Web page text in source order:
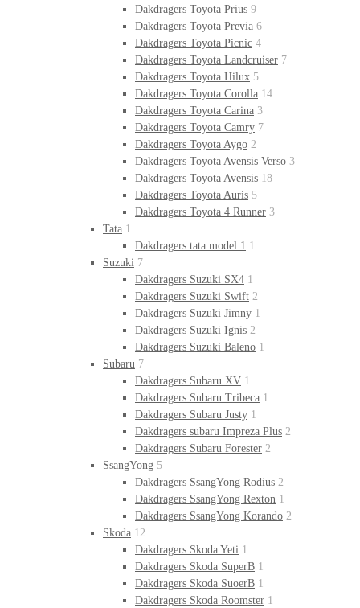
Dakdragers Toyota Prius 9
Dakdragers Toyota Previa 6
Dakdragers Toyota Picnic 4
Dakdragers Toyota Landcruiser 7
Dakdragers Toyota Hilux 5
Dakdragers Toyota Corolla 14
Dakdragers Toyota Carina 3
Dakdragers Toyota Camry 7
Dakdragers Toyota Aygo 2
Dakdragers Toyota Avensis Verso 3
Dakdragers Toyota Avensis 18
Dakdragers Toyota Auris 5
Dakdragers Toyota 4 Runner 3
Tata 1
Dakdragers tata model 1 1
Suzuki 7
Dakdragers Suzuki SX4 1
Dakdragers Suzuki Swift 2
Dakdragers Suzuki Jimny 1
Dakdragers Suzuki Ignis 2
Dakdragers Suzuki Baleno 1
Subaru 7
Dakdragers Subaru XV 1
Dakdragers Subaru Tribeca 1
Dakdragers Subaru Justy 1
Dakdragers subaru Impreza Plus 2
Dakdragers Subaru Forester 2
SsangYong 5
Dakdragers SsangYong Rodius 2
Dakdragers SsangYong Rexton 1
Dakdragers SsangYong Korando 2
Skoda 12
Dakdragers Skoda Yeti 1
Dakdragers Skoda SuperB 1
Dakdragers Skoda SuoerB 1
Dakdragers Skoda Roomster 1